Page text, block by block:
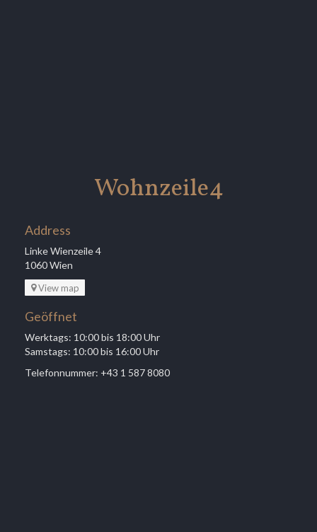
Wohnzeile4
Address
Linke Wienzeile 4
1060 Wien
View map
Geöffnet
Werktags: 10:00 bis 18:00 Uhr
Samstags: 10:00 bis 16:00 Uhr
Telefonnummer: +43 1 587 8080